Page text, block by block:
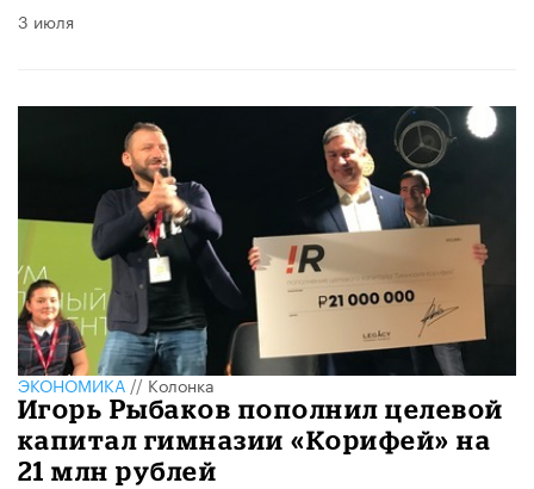
3 июля
ЭКОНОМИКА//Колонка
Игорь Рыбаков пополнил целевой
капитал гимназии «Корифей» на
21 млн рублей